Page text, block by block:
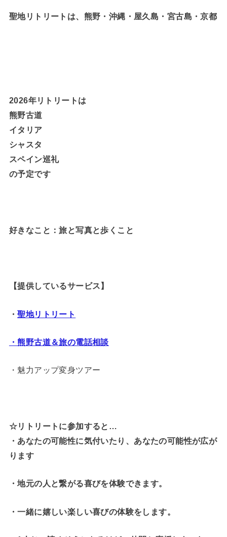
聖地リトリートは、熊野・沖縄・屋久島・宮古島・京都
2026年リトリートは
熊野古道
イタリア
シャスタ
スペイン巡礼
の予定です
好きなこと：旅と写真と歩くこと
【提供しているサービス】
・聖地リトリート
・熊野古道＆旅の電話相談
・魅力アップ変身ツアー
☆リトリートに参加すると…
・ あなたの可能性に気付いたり、あなたの可能性が広が
ります
・地元の人と繋がる喜びを体験できます。
・一緒に嬉しい楽しい喜びの体験をします。